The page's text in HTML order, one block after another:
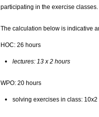
participating in the exercise classes.
The calculation below is indicative
HOC: 26 hours
lectures: 13 x 2 hours
WPO: 20 hours
solving exercises in class: 10x2